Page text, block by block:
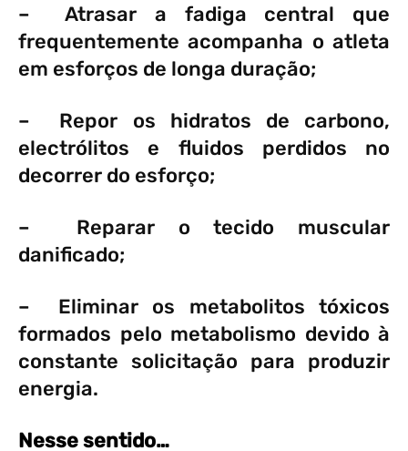
– Atrasar a fadiga central que
frequentemente acompanha o atleta
em esforços de longa duração;
– Repor os hidratos de carbono,
electrólitos e fluidos perdidos no
decorrer do esforço;
– Reparar o tecido muscular
danificado;
– Eliminar os metabolitos tóxicos
formados pelo metabolismo devido à
constante solicitação para produzir
energia.
Nesse sentido…